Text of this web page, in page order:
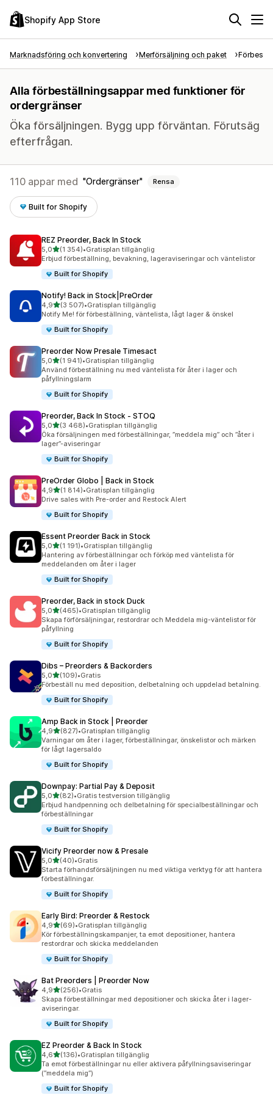
Shopify App Store
Marknadsföring och konvertering Merförsäljning och paket
Alla förbeställningsappar med funktioner för
ordergränser
Öka försäljningen. Bygg upp förväntan. Förutsäg
efterfrågan.
110 appar med Ordergränser Rensa
Built for Shopify
REZ Preorder, Back In Stock
5,0av 5 stjärnor
(1 354)
1354 recensioner totalt
•Gratisplan tillgänglig
Erbjud förbeställning, bevakning, lageraviseringar och väntelistor
Built for Shopify
Notify! Back in Stock|PreOrder
4,9av 5 stjärnor
(3 507)
3507 recensioner totalt
•Gratisplan tillgänglig
Notify Me! för förbeställning, väntelista, lågt lager & önskel
Built for Shopify
Preorder Now Presale Timesact
5,0av 5 stjärnor
(1 941)
1941 recensioner totalt
•Gratisplan tillgänglig
Använd förbeställning nu med väntelista för åter i lager och
påfyllningslarm
Built for Shopify
Preorder, Back In Stock ‑ STOQ
5,0av 5 stjärnor
(3 468)
3468 recensioner totalt
•Gratisplan tillgänglig
Öka försäljningen med förbeställningar, ”meddela mig” och ”åter i
lager”-aviseringar
Built for Shopify
PreOrder Globo | Back in Stock
4,9av 5 stjärnor
(1 814)
1814 recensioner totalt
•Gratisplan tillgänglig
Drive sales with Pre-order and Restock Alert
Built for Shopify
Essent Preorder Back in Stock
5,0av 5 stjärnor
(1 191)
1191 recensioner totalt
•Gratisplan tillgänglig
Hantering av förbeställningar och förköp med väntelista för
meddelanden om åter i lager
Built for Shopify
Preorder, Back in stock Duck
5,0av 5 stjärnor
(465)
465 recensioner totalt
•Gratisplan tillgänglig
Skapa förförsäljningar, restordrar och Meddela mig-väntelistor för
påfyllning
Built for Shopify
Dibs – Preorders & Backorders
5,0av 5 stjärnor
(109)
109 recensioner totalt
•Gratis
Förbeställ nu med deposition, delbetalning och uppdelad betalning.
Built for Shopify
Amp Back in Stock | Preorder
4,9av 5 stjärnor
(827)
827 recensioner totalt
•Gratisplan tillgänglig
Varningar om åter i lager, förbeställningar, önskelistor och märken
för lågt lagersaldo
Built for Shopify
Downpay: Partial Pay & Deposit
5,0av 5 stjärnor
(82)
82 recensioner totalt
•Gratis testversion tillgänglig
Erbjud handpenning och delbetalning för specialbeställningar och
förbeställningar
Built for Shopify
Vicify Preorder now & Presale
5,0av 5 stjärnor
(40)
40 recensioner totalt
•Gratis
Starta förhandsförsäljningen nu med viktiga verktyg för att hantera
förbeställningar.
Built for Shopify
Early Bird: Preorder & Restock
4,9av 5 stjärnor
(69)
69 recensioner totalt
•Gratisplan tillgänglig
Kör förbeställningskampanjer, ta emot depositioner, hantera
restordrar och skicka meddelanden
Built for Shopify
Bat Preorders | Preorder Now
4,9av 5 stjärnor
(256)
256 recensioner totalt
•Gratis
Skapa förbeställningar med depositioner och skicka åter i lager-
aviseringar.
Built for Shopify
EZ Preorder & Back In Stock
4,6av 5 stjärnor
(136)
136 recensioner totalt
•Gratisplan tillgänglig
Ta emot förbeställningar nu eller aktivera påfyllningsaviseringar
(”meddela mig”)
Built for Shopify